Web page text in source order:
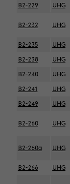
B2-229
UHG
B2-232 UHG
B2-235 UHG
B2-238
UHG
B2-240
UHG
B2-241
UHG
B2-249
UHG
B2-260 UHG
B2-260a UHG
B2-266 UHG